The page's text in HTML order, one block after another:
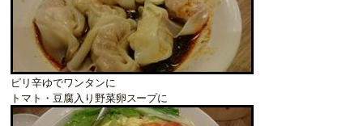
ピリ辛ゆでワンタンに
トマト・豆腐入り野菜卵スープに